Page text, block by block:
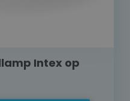
Intex op